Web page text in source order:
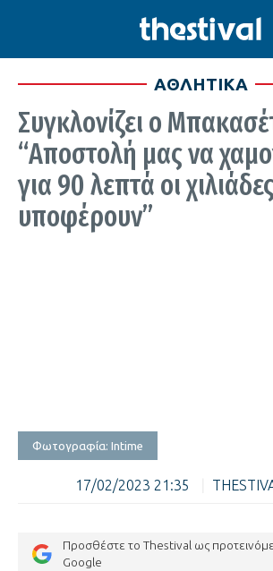
ΑΘΛΗΤΙΚΑ
Συγκλονίζει ο
“Αποστολή μας να
για 90 λεπτά οι
υποφέρουν”
Φωτογραφία: Intime
17/02/2023 21:35
Προσθέστε το Thestival ως
Google